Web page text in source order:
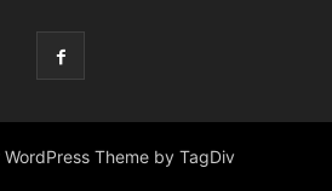
Theme by TagDiv